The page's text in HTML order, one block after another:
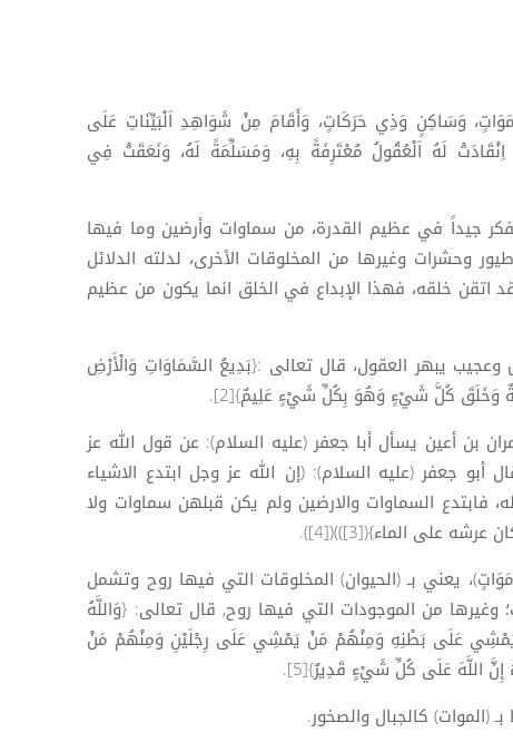
وَسَاكِنٍ وَذِي حَرَكَاتٍ، وَأَقَامَ مِنْ شَوَاهِدِ اَلْبَيِّنَاتِ عَلَى
لَهُ اَلْعُقُولُ مُعْتَرِفَةً بِهِ، وَمَسَلِّمَةً لَهُ، وَنَعَقَتْ فِي
جيداً في عظيم القدرة، من سماوات وأرضين وما فيها
وحشرات وغيرها من المخلوقات الأخرى، لدلته الدلائل
اتقن خلقه، فهذا الإبداع في الخلق انما يكون من عظيم
يبهر العقول، قال تعالى :{بَدِيعُ السَّمَاوَاتِ وَالْأَرْضِ
وَخَلَقَ كُلَّ شَيْءٍ وَهُوَ بِكُلِّ شَيْءٍ عَلِيمٌ}[2].
بن أعين يسأل أبا جعفر (عليه السلام): عن قول الله عز
أبو جعفر (عليه السلام): (إن الله عز وجل ابتدع الاشياء
فابتدع السماوات والارضين ولم يكن قبلهن سماوات ولا
على الماء}([3]))([4]).
يعني بـ (الحيوان) المخلوقات التي فيها روح وتشمل
وغيرها من الموجودات التي فيها روح, قال تعالى: {وَاللَّهُ
عَلَى بَطْنِهِ وَمِنْهُمْ مَنْ يَمْشِي عَلَى رِجْلَيْنِ وَمِنْهُمْ مَنْ
اللَّهَ عَلَى كُلِّ شَيْءٍ قَدِيرٌ}[5].
(الموات) كالجبال والصخور.